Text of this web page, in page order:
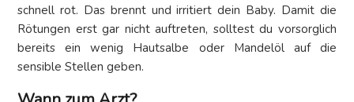
schnell rot. Das brennt und irritiert dein Baby. Damit die
Rötungen erst gar nicht auftreten, solltest du vorsorglich
bereits ein wenig Hautsalbe oder Mandelöl auf die
sensible Stellen geben.